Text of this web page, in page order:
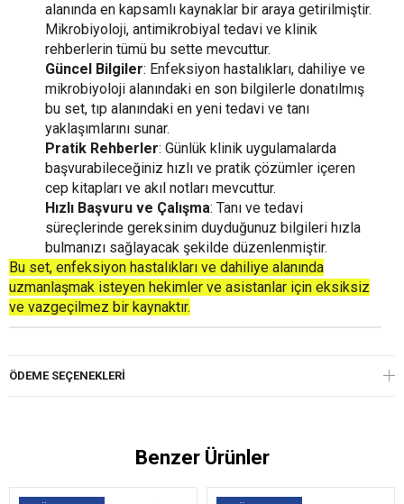
alanında en kapsamlı kaynaklar bir araya getirilmiştir.
Mikrobiyoloji, antimikrobiyal tedavi ve klinik
rehberlerin tümü bu sette mevcuttur.
Güncel Bilgiler: Enfeksiyon hastalıkları, dahiliye ve
mikrobiyoloji alanındaki en son bilgilerle donatılmış
bu set, tıp alanındaki en yeni tedavi ve tanı
yaklaşımlarını sunar.
Pratik Rehberler: Günlük klinik uygulamalarda
başvurabileceğiniz hızlı ve pratik çözümler içeren
cep kitapları ve akıl notları mevcuttur.
Hızlı Başvuru ve Çalışma: Tanı ve tedavi
süreçlerinde gereksinim duyduğunuz bilgileri hızla
bulmanızı sağlayacak şekilde düzenlenmiştir.
Bu set, enfeksiyon hastalıkları ve dahiliye alanında
uzmanlaşmak isteyen hekimler ve asistanlar için eksiksiz
ve vazgeçilmez bir kaynaktır.
ÖDEME SEÇENEKLERI
Benzer Ürünler